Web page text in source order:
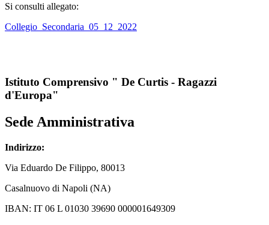
Si consulti allegato:
Collegio_Secondaria_05_12_2022
Istituto Comprensivo " De Curtis - Ragazzi
d'Europa"
Sede Amministrativa
Indirizzo:
Via Eduardo De Filippo, 80013
Casalnuovo di Napoli (NA)
IBAN: IT 06 L 01030 39690 000001649309